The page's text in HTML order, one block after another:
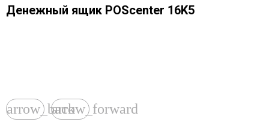
Денежный ящик POScenter 16K5
arrow_backarrow_forward